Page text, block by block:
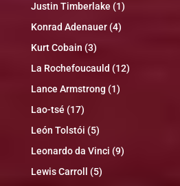
Justin Timberlake (1)
Konrad Adenauer(4)
Kurt Cobain (3)
La Rochefoucauld (12)
Lance Armstrong (1)
Lao-tsé (17)
León Tolstói (5)
Leonardo da Vinci (9)
Lewis Carroll
(5)